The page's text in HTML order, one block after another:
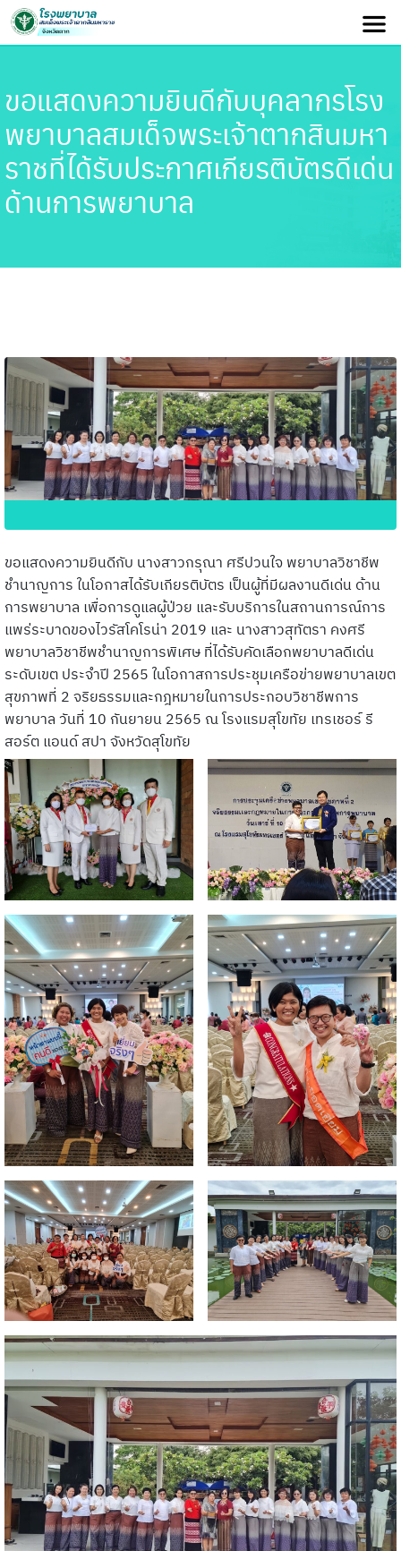
ขอแสดงความยินดีกับบุคลากรโรง
พยาบาลสมเด็จพระเจ้าตากสินมหา
ราชที่ได้รับประกาศเกียรติบัตรดีเด่น
ด้านการพยาบาล
ขอแสดงความยินดีกับ นางสาวกรุณา ศรีปวนใจ พยาบาลวิชาชีพ
ชำนาญการ ในโอกาสได้รับเกียรติบัตร เป็นผู้ที่มีผลงานดีเด่น ด้าน
การพยาบาล เพื่อการดูแลผู้ป่วย และรับบริการในสถานการณ์การ
แพร่ระบาดของไวรัสโคโรน่า 2019 และ นางสาวสุทัตรา คงศรี
พยาบาลวิชาชีพชำนาญการพิเศษ ที่ได้รับคัดเลือกพยาบาลดีเด่น
ระดับเขต ประจำปี 2565 ในโอกาสการประชุมเครือข่ายพยาบาลเขต
สุขภาพที่ 2 จริยธรรมและกฎหมายในการประกอบวิชาชีพการ
พยาบาล วันที่ 10 กันยายน 2565 ณ โรงแรมสุโขทัย เทรเชอร์ รี
สอร์ต แอนด์ สปา จังหวัดสุโขทัย